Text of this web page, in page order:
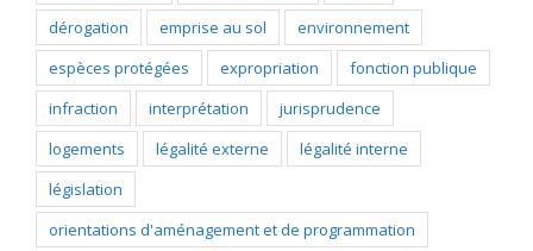
dérogation
emprise au sol
environnement
espèces protégées
expropriation
fonction publique
infraction
interprétation
jurisprudence
logements
légalité externe
légalité interne
législation
orientations d'aménagement et de programmation